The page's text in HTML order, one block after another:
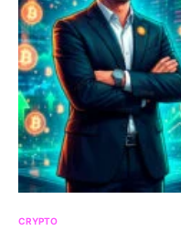
CRYPTO